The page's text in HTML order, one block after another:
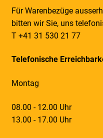
Für Warenbezüge
bitten wir Sie, uns
T +41 31 530 21 77
Telefonische
Montag
08.00 - 12.00 Uhr
13.00 - 17.00 Uhr